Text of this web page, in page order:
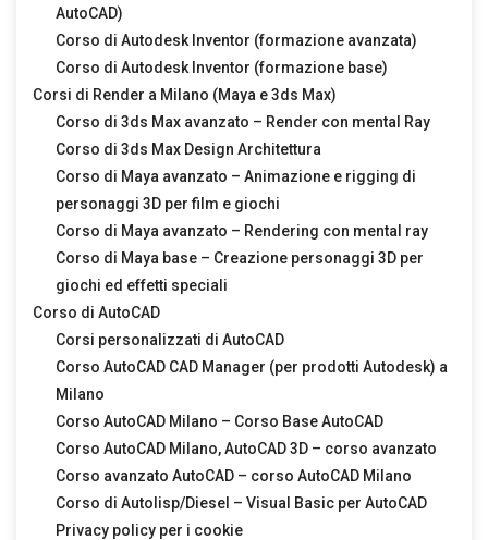
AutoCAD)
Corso di Autodesk Inventor (formazione avanzata)
Corso di Autodesk Inventor (formazione base)
Corsi di Render a Milano (Maya e 3ds Max)
Corso di 3ds Max avanzato – Render con mental Ray
Corso di 3ds Max Design Architettura
Corso di Maya avanzato – Animazione e rigging di
personaggi 3D per film e giochi
Corso di Maya avanzato – Rendering con mental ray
Corso di Maya base – Creazione personaggi 3D per
giochi ed effetti speciali
Corso di AutoCAD
Corsi personalizzati di AutoCAD
Corso AutoCAD CAD Manager (per prodotti Autodesk) a
Milano
Corso AutoCAD Milano – Corso Base AutoCAD
Corso AutoCAD Milano, AutoCAD 3D – corso avanzato
Corso avanzato AutoCAD – corso AutoCAD Milano
Corso di Autolisp/Diesel – Visual Basic per AutoCAD
Privacy policy per i cookie